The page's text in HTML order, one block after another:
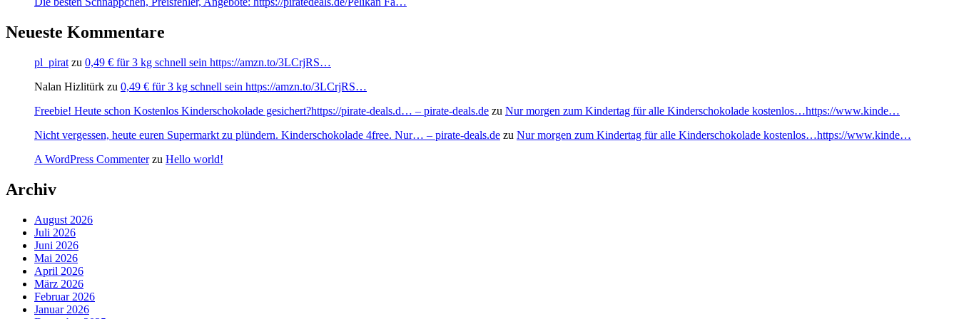
Neueste Kommentare
pl_pirat zu 0,49 € für 3 kg schnell sein https://amzn.to/3LCrjRS…
Nalan Hizlitürk zu 0,49 € für 3 kg schnell sein https://amzn.to/3LCrjRS…
Freebie! Heute schon Kostenlos Kinderschokolade gesichert?https://pirate-deals.d… – pirate-deals.de zu Nur morgen zum Kindertag für alle Kinderschokolade kostenlos…https://www.kinde…
Nicht vergessen, heute euren Supermarkt zu plündern. Kinderschokolade 4free. Nur… – pirate-deals.de zu Nur morgen zum Kindertag für alle Kinderschokolade kostenlos…https://www.kinde…
A WordPress Commenterzu Hello world!
Archiv
August 2026
Juli 2026
Juni 2026
Mai 2026
April 2026
März 2026
Februar 2026
Januar 2026